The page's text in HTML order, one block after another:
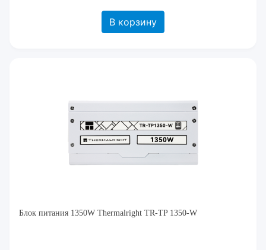
В корзину
Блок питания 1350W Thermalright TR-TP 1350-W